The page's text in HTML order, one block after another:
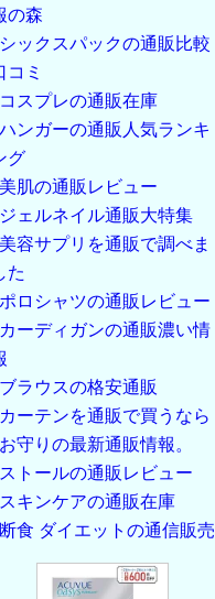
の森
シックスパックの通販比較
コミ
コスプレの通販在庫
ハンガーの通販人気ランキ
グ
美肌の通販レビュー
ジェルネイル通販大特集
美容サプリを通販で調べま
た
ポロシャツの通販レビュー
カーディガンの通販濃い情
ブラウスの格安通販
カーテンを通販で買うなら
お守りの最新通販情報。
ストールの通販レビュー
スキンケアの通販在庫
断食 ダイエットの通信販売